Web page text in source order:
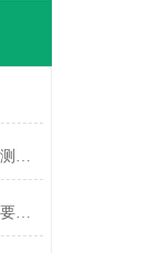
电感耦合等离子体发射光谱仪检测范围宽、速度快
便携式粉尘浓度检测仪的优势主要体现在哪些方面